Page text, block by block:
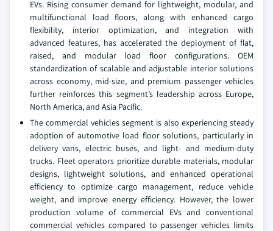
EVs. Rising consumer demand for lightweight, modular, and
multifunctional load floors, along with enhanced cargo
flexibility, interior optimization, and integration with
advanced features, has accelerated the deployment of flat,
raised, and modular load floor configurations. OEM
standardization of scalable and adjustable interior solutions
across economy, mid-size, and premium passenger vehicles
further reinforces this segment’s leadership across Europe,
North America, and Asia Pacific.
The commercial vehicles segment is also experiencing steady
adoption of automotive load floor solutions, particularly in
delivery vans, electric buses, and light- and medium-duty
trucks. Fleet operators prioritize durable materials, modular
designs, lightweight solutions, and enhanced operational
efficiency to optimize cargo management, reduce vehicle
weight, and improve energy efficiency. However, the lower
production volume of commercial EVs and conventional
commercial vehicles compared to passenger vehicles limits